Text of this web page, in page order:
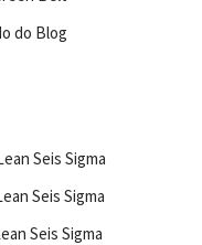
do Blog
Seis Sigma
Seis Sigma
Seis Sigma